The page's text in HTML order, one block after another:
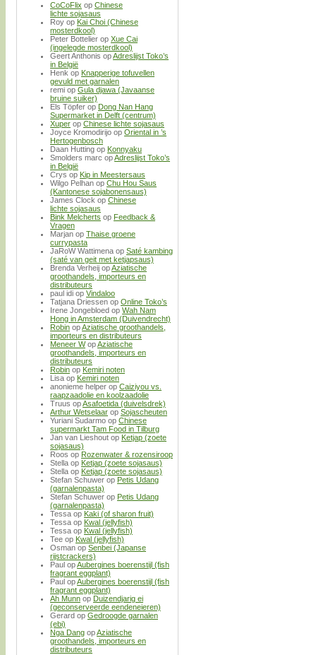
CoCoFlix op Chinese
lichte sojasaus
Roy op Kai Choi (Chinese
mosterdkool)
Peter Bottelier op Xue Cai
(ingelegde mosterdkool)
Geert Anthonis opAdreslijst Toko’s
in België
Henk op Knapperige tofuvellen
gevuld met garnalen
remi op Gula djawa (Javaanse
bruine suiker)
Els Töpfer op Dong Nan Hang
Supermarket in Delft (centrum)
Xuper op Chinese lichte sojasaus
Joyce Kromodirijo op Oriental in ’s
Hertogenbosch
Daan Hutting op Konnyaku
Smolders marc opAdreslijst Toko’s
in België
Crys op Kip in Meestersaus
Wilgo Pelhan op Chu Hou Saus
(Kantonese sojabonensaus)
James Clock op Chinese
lichte sojasaus
Bink Melcherts op Feedback &
Vragen
Marjan op Thaise groene
currypasta
JaRoW Wattimena op Saté kambing
(saté van geit met ketjapsaus)
Brenda Verheij opAziatische
groothandels, importeurs en
distributeurs
paul idi op Vindaloo
Tatjana Driessen op Online Toko’s
Irene Jongebloed op Wah Nam
Hong in Amsterdam (Duivendrecht)
Robin opAziatische groothandels,
importeurs en distributeurs
Meneer WopAziatische
groothandels, importeurs en
distributeurs
Robin op Kemiri noten
Lisa op Kemiri noten
anonieme helper op Caiziyou vs.
raapzaadolie en koolzaadolie
Truus opAsafoetida (duivelsdrek)
Arthur Wetselaar op Sojascheuten
Yuriani Sudarmo op Chinese
supermarkt Tam Food in Tilburg
Jan van Lieshout op Ketjap (zoete
sojasaus)
Roos op Rozenwater & rozensiroop
Stella op Ketjap (zoete sojasaus)
Stella op Ketjap (zoete sojasaus)
Stefan Schuwer op Petis Udang
(garnalenpasta)
Stefan Schuwer op Petis Udang
(garnalenpasta)
Tessa op Kaki (of sharon fruit)
Tessa op Kwal (jellyfish)
Tessa op Kwal (jellyfish)
Tee op Kwal (jellyfish)
Osman op Senbei (Japanse
rijstcrackers)
Paul opAubergines boerenstijl (fish
fragrant eggplant)
Paul opAubergines boerenstijl (fish
fragrant eggplant)
Ah Munn op Duizendjarig ei
(geconserveerde eendeneieren)
Gerard op Gedroogde garnalen
(ebi)
Nga Dang opAziatische
groothandels, importeurs en
distributeurs